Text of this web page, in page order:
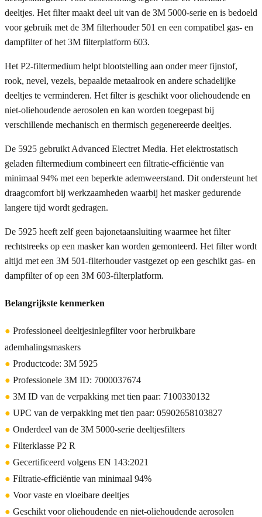
deeltjes. Het filter maakt deel uit van de 3M 5000-serie en is bedoeld
voor gebruik met de 3M filterhouder 501 en een compatibel gas- en
dampfilter of het 3M filterplatform 603.
Het P2-filtermedium helpt blootstelling aan onder meer fijnstof,
rook, nevel, vezels, bepaalde metaalrook en andere schadelijke
deeltjes te verminderen. Het filter is geschikt voor oliehoudende en
niet-oliehoudende aerosolen en kan worden toegepast bij
verschillende mechanisch en thermisch gegenereerde deeltjes.
De 5925 gebruikt Advanced Electret Media. Het elektrostatisch
geladen filtermedium combineert een filtratie-efficiëntie van
minimaal 94% met een beperkte ademweerstand. Dit ondersteunt het
draagcomfort bij werkzaamheden waarbij het masker gedurende
langere tijd wordt gedragen.
De 5925 heeft zelf geen bajonetaansluiting waarmee het filter
rechtstreeks op een masker kan worden gemonteerd. Het filter wordt
altijd met een 3M 501-filterhouder vastgezet op een geschikt gas- en
dampfilter of op een 3M 603-filterplatform.
Belangrijkste kenmerken
● Professioneel deeltjesinlegfilter voor herbruikbare
ademhalingsmaskers
● Productcode: 3M 5925
● Professionele 3M ID: 7000037674
● 3M ID van de verpakking met tien paar: 7100330132
● UPC van de verpakking met tien paar: 05902658103827
● Onderdeel van de 3M 5000-serie deeltjesfilters
● Filterklasse P2 R
● Gecertificeerd volgens EN 143:2021
● Filtratie-efficiëntie van minimaal 94%
● Voor vaste en vloeibare deeltjes
● Geschikt voor oliehoudende en niet-oliehoudende aerosolen